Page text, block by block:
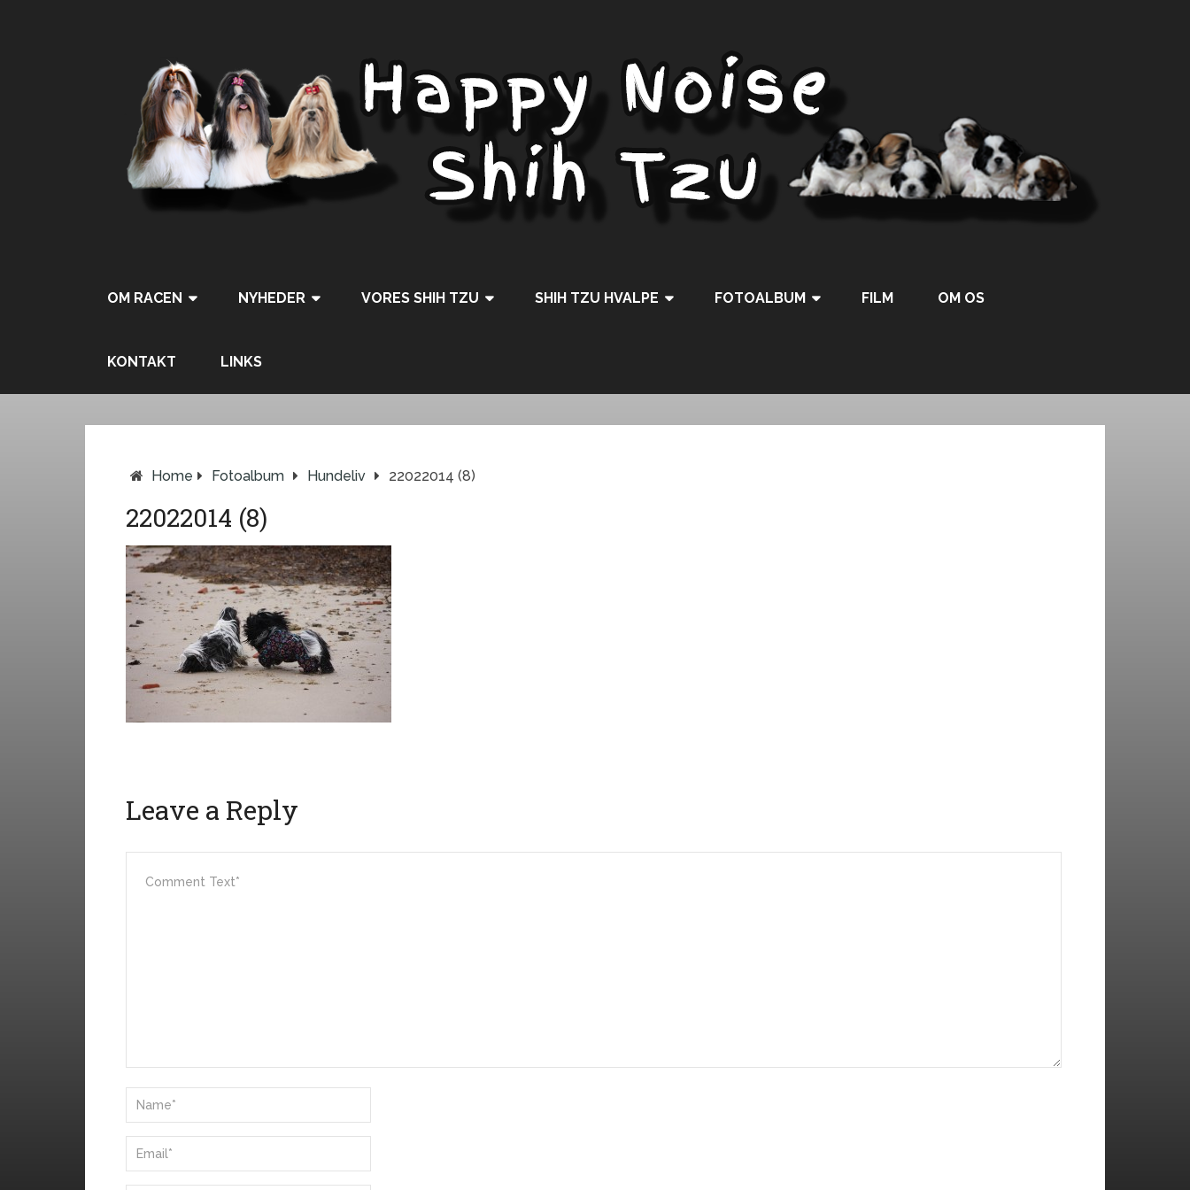
OM RACEN NYHEDER VORES SHIH TZU SHIH TZU HVALPE FOTOALBUM FILM OM OS
KONTAKT LINKS
Home Fotoalbum Hundeliv 22022014 (8)
22022014 (8)
Leave a Reply